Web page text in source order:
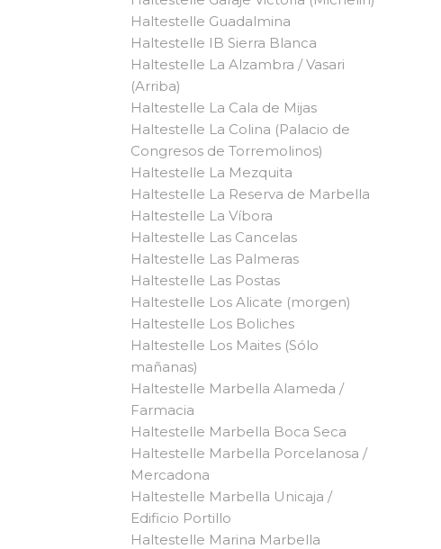
Haltestelle Guadalmina
Haltestelle IB Sierra Blanca
Haltestelle La Alzambra / Vasari
(Arriba)
Haltestelle La Cala de Mijas
Haltestelle La Colina (Palacio de
Congresos de Torremolinos)
Haltestelle La Mezquita
Haltestelle La Reserva de Marbella
Haltestelle La Víbora
Haltestelle Las Cancelas
Haltestelle Las Palmeras
Haltestelle Las Postas
Haltestelle Los Alicate (morgen)
Haltestelle Los Boliches
Haltestelle Los Maites (Sólo
mañanas)
Haltestelle Marbella Alameda /
Farmacia
Haltestelle Marbella Boca Seca
Haltestelle Marbella Porcelanosa /
Mercadona
Haltestelle Marbella Unicaja /
Edificio Portillo
Haltestelle Marina Marbella